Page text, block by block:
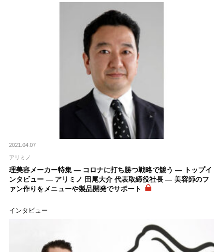
2021.04.07
アリミノ
理美容メーカー特集 ― コロナに打ち勝つ戦略で競う ― トップイ
ンタビュー ― アリミノ 田尾大介 代表取締役社長 ― 美容師のフ
ァン作りをメニューや製品開発でサポート
インタビュー